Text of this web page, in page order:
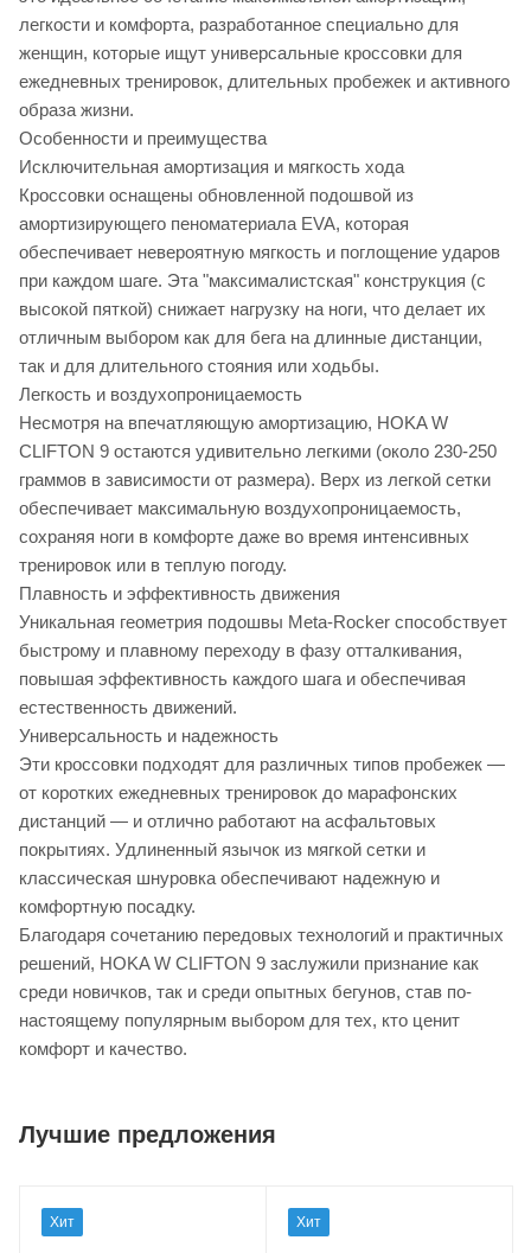
легкости и комфорта, разработанное специально для
женщин, которые ищут универсальные кроссовки для
ежедневных тренировок, длительных пробежек и активного
образа жизни.
Особенности и преимущества
Исключительная амортизация и мягкость хода
Кроссовки оснащены обновленной подошвой из
амортизирующего пеноматериала EVA, которая
обеспечивает невероятную мягкость и поглощение ударов
при каждом шаге. Эта "максималистская" конструкция (с
высокой пяткой) снижает нагрузку на ноги, что делает их
отличным выбором как для бега на длинные дистанции,
так и для длительного стояния или ходьбы.
Легкость и воздухопроницаемость
Несмотря на впечатляющую амортизацию, HOKA W
CLIFTON 9 остаются удивительно легкими (около 230-250
граммов в зависимости от размера). Верх из легкой сетки
обеспечивает максимальную воздухопроницаемость,
сохраняя ноги в комфорте даже во время интенсивных
тренировок или в теплую погоду.
Плавность и эффективность движения
Уникальная геометрия подошвы Meta-Rocker способствует
быстрому и плавному переходу в фазу отталкивания,
повышая эффективность каждого шага и обеспечивая
естественность движений.
Универсальность и надежность
Эти кроссовки подходят для различных типов пробежек —
от коротких ежедневных тренировок до марафонских
дистанций — и отлично работают на асфальтовых
покрытиях. Удлиненный язычок из мягкой сетки и
классическая шнуровка обеспечивают надежную и
комфортную посадку.
Благодаря сочетанию передовых технологий и практичных
решений, HOKA W CLIFTON 9 заслужили признание как
среди новичков, так и среди опытных бегунов, став по-
настоящему популярным выбором для тех, кто ценит
комфорт и качество.
Лучшие предложения
Хит Хит